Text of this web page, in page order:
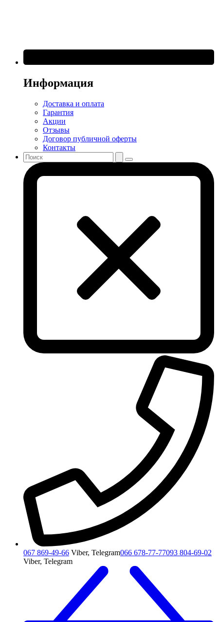
Информация
Доставка и оплата
Гарантия
Акции
Отзывы
Договор публичной оферты
Контакты
067 869-49-66 Viber, Telegram066 678-77-77093 804-69-02
Viber, Telegram